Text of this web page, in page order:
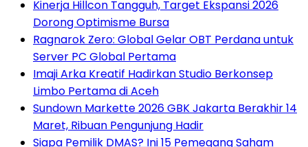
Kinerja Hillcon Tangguh, Target Ekspansi 2026
Dorong Optimisme Bursa
Ragnarok Zero: Global Gelar OBT Perdana untuk
Server PC Global Pertama
Imaji Arka Kreatif Hadirkan Studio Berkonsep
Limbo Pertama di Aceh
Sundown Markette 2026 GBK Jakarta Berakhir 14
Maret, Ribuan Pengunjung Hadir
Siapa Pemilik DMAS? Ini 15 Pemegang Saham